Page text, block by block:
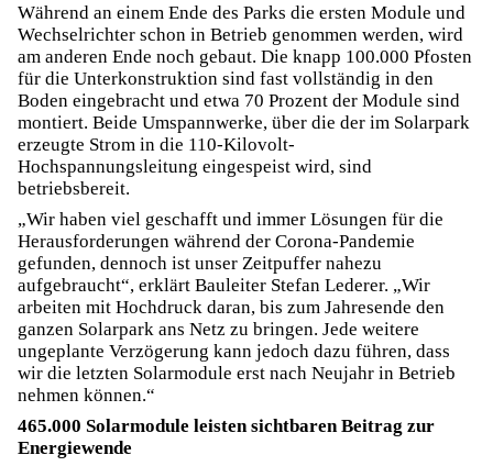
Während an einem Ende des Parks die ersten Module und
Wechselrichter schon in Betrieb genommen werden, wird
am anderen Ende noch gebaut. Die knapp 100.000 Pfosten
für die Unterkonstruktion sind fast vollständig in den
Boden eingebracht und etwa 70 Prozent der Module sind
montiert. Beide Umspannwerke, über die der im Solarpark
erzeugte Strom in die 110-Kilovolt-
Hochspannungsleitung eingespeist wird, sind
betriebsbereit.
„Wir haben viel geschafft und immer Lösungen für die
Herausforderungen während der Corona-Pandemie
gefunden, dennoch ist unser Zeitpuffer nahezu
aufgebraucht“, erklärt Bauleiter Stefan Lederer. „Wir
arbeiten mit Hochdruck daran, bis zum Jahresende den
ganzen Solarpark ans Netz zu bringen. Jede weitere
ungeplante Verzögerung kann jedoch dazu führen, dass
wir die letzten Solarmodule erst nach Neujahr in Betrieb
nehmen können.“
465.000 Solarmodule leisten sichtbaren Beitrag zur
Energiewende